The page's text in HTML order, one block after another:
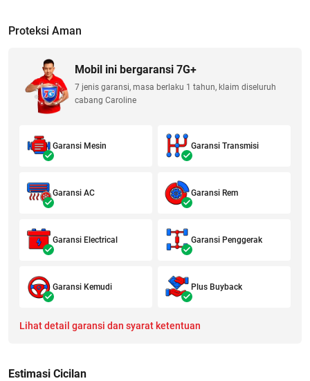
Proteksi Aman
Mobil ini bergaransi 7G+
7 jenis garansi, masa berlaku 1 tahun, klaim diseluruh
cabang Caroline
Garansi Mesin Garansi Transmisi
Garansi AC Garansi Rem
Garansi Electrical Garansi Penggerak
Garansi Kemudi Plus Buyback
Lihat detail garansi dan syarat ketentuan
Estimasi Cicilan